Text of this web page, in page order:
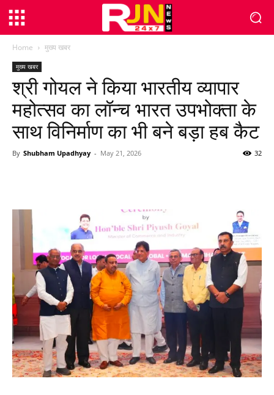
Home मुख्य खबर
मुख्य खबर
श्री गोयल ने किया भारतीय व्यापार
महोत्सव का लॉन्च भारत उपभोक्ता के
साथ विनिर्माण का भी बने बड़ा हब कैट
By Shubham Upadhyay - May 21, 2026 32